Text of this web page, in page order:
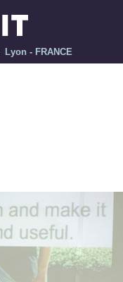
Lyon - FRANCE